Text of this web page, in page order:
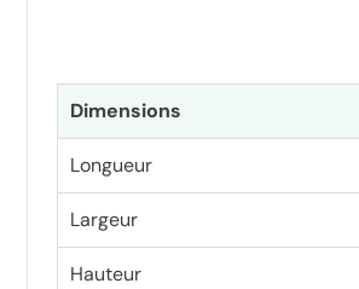
Dimensions
Longueur
Largeur
Hauteur